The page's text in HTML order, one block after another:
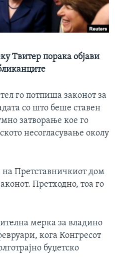
Tвитер порака објави
го потпиша законот за
со што беше ставен
затворање кое го
несогласување околу
Претставничкиот дом
Претходно, тоа го
мерка за владино
кога Конгресот
буџетско